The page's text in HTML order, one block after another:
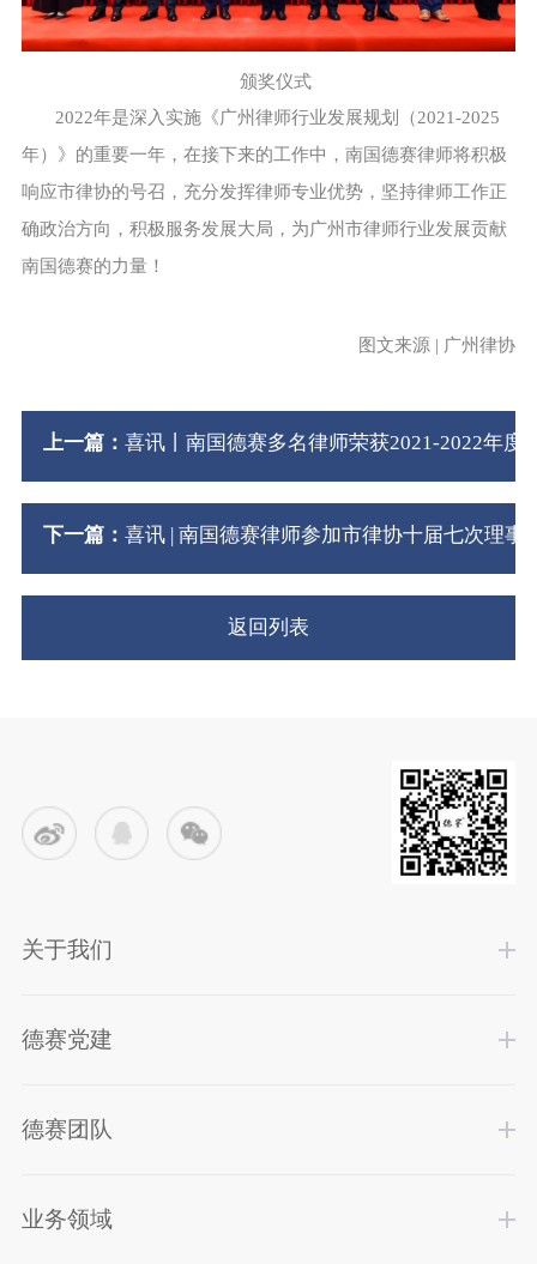
颁奖仪式
2022年是深入实施《广州律师行业发展规划（2021-2025
年）》的重要一年，在接下来的工作中，南国德赛律师将积极
响应市律协的号召，充分发挥律师专业优势，坚持律师工作正
确政治方向，积极服务发展大局，为广州市律师行业发展贡献
南国德赛的力量！
图文来源 | 广州律协
上一篇： 喜讯丨南国德赛多名律师荣获2021-2022年
下一篇： 喜讯 | 南国德赛律师参加市律协十届七次理事
返回列表
关于我们
德赛党建
德赛团队
业务领域